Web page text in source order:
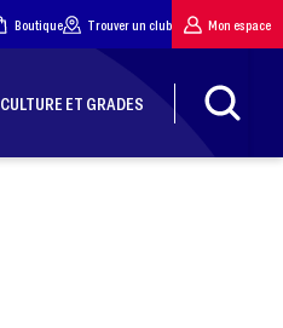
Boutique Trouver un club Mon espace
CULTURE ET GRADES